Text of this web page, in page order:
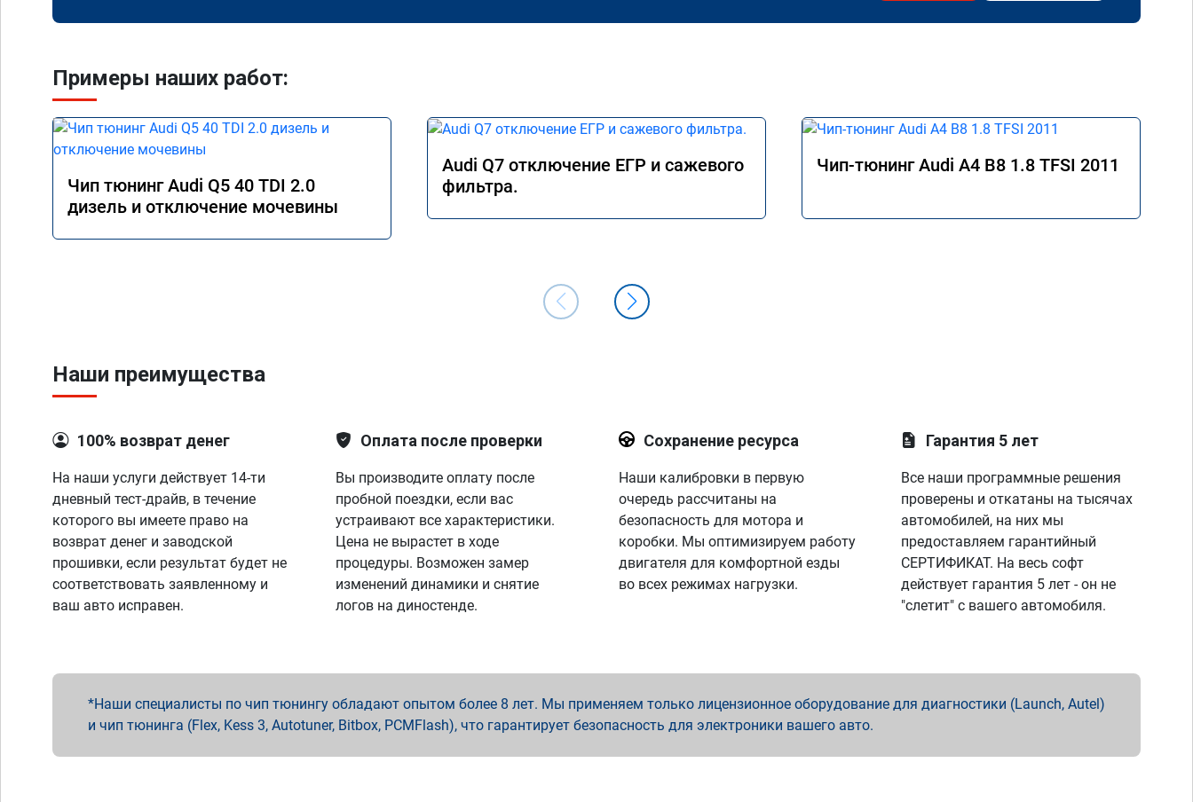
Примеры наших работ:
Чип тюнинг Audi Q5 40 TDI 2.0
дизель и отключение мочевины
Audi Q7 отключение ЕГР и сажевого
фильтра.
Чип-тюнинг Audi A4 B8 1.8 TFSI 2011
Наши преимущества
100% возврат денег
На наши услуги действует 14-ти
дневный тест-драйв, в течение
которого вы имеете право на
возврат денег и заводской
прошивки, если результат будет не
соответствовать заявленному и
ваш авто исправен.
Оплата после проверки
Вы производите оплату после
пробной поездки, если вас
устраивают все характеристики.
Цена не вырастет в ходе
процедуры. Возможен замер
изменений динамики и снятие
логов на диностенде.
Сохранение ресурса
Наши калибровки в первую
очередь рассчитаны на
безопасность для мотора и
коробки. Мы оптимизируем работу
двигателя для комфортной езды
во всех режимах нагрузки.
Гарантия 5 лет
Все наши программные решения
проверены и откатаны на тысячах
автомобилей, на них мы
предоставляем гарантийный
СЕРТИФИКАТ. На весь софт
действует гарантия 5 лет - он не
"слетит" с вашего автомобиля.
Наши специалисты по чип тюнингу обладают опытом более 8 лет. Мы применяем только лицензионное оборудование для диагностики (Launch, Autel)
и чип тюнинга (Flex, Kess 3, Autotuner, Bitbox, PCMFlash), что гарантирует безопасность для электроники вашего авто.